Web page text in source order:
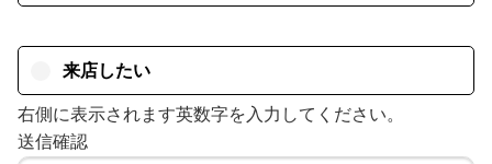
来店したい
右側に表示されます英数字を入力してください。
送信確認